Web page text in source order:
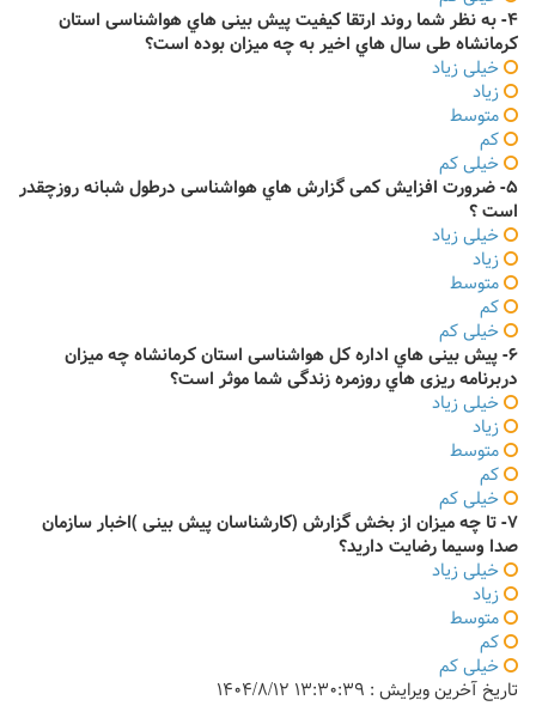
4- به نظر شما روند ارتقا کیفیت پیش بینی هاي هواشناسی استان
کرمانشاه طی سال هاي اخیر به چه میزان بوده است؟
خیلی زیاد
زیاد
متوسط
کم
خیلی کم
5- ضرورت افزایش کمی گزارش هاي هواشناسی درطول شبانه روزچقدر
است ؟
خیلی زیاد
زیاد
متوسط
کم
خیلی کم
6- پیش بینی هاي اداره کل هواشناسی استان کرمانشاه چه میزان
دربرنامه ریزی هاي روزمره زندگی شما موثر است؟
خیلی زیاد
زیاد
متوسط
کم
خیلی کم
7- تا چه میزان از بخش گزارش (کارشناسان پیش بینی )اخبار سازمان
صدا وسیما رضایت دارید؟
خیلی زیاد
زیاد
متوسط
کم
خیلی کم
تاریخ آخرین ویرایش : ۱۳:۳۰:۳۹ ۱۴۰۴/۸/۱۲